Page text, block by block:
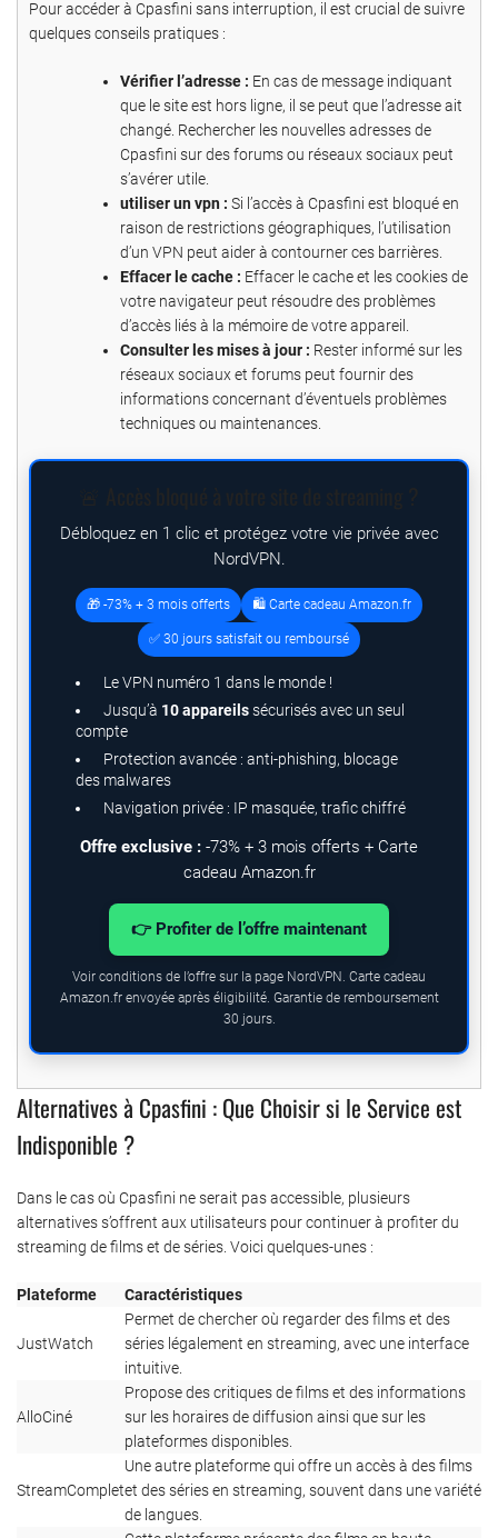
Pour accéder à Cpasfini sans interruption, il est crucial de suivre
quelques conseils pratiques :
Vérifier l’adresse : En cas de message indiquant
que le site est hors ligne, il se peut que l’adresse ait
changé. Rechercher les nouvelles adresses de
Cpasfini sur des forums ou réseaux sociaux peut
s’avérer utile.
utiliser un vpn : Si l’accès à Cpasfini est bloqué en
raison de restrictions géographiques, l’utilisation
d’un VPN peut aider à contourner ces barrières.
Effacer le cache : Effacer le cache et les cookies de
votre navigateur peut résoudre des problèmes
d’accès liés à la mémoire de votre appareil.
Consulter les mises à jour : Rester informé sur les
réseaux sociaux et forums peut fournir des
informations concernant d’éventuels problèmes
techniques ou maintenances.
Débloquez en 1 clic et protégez votre vie privée avec
NordVPN.
🎁 -73% + 3 mois offerts 🛍️ Carte cadeau Amazon.fr
✅ 30 jours satisfait ou remboursé
Le VPN numéro 1 dans le monde !
Jusqu’à 10 appareilssécurisés avec un seul
compte
Protection avancée : anti-phishing, blocage
des malwares
Navigation privée : IP masquée, trafic chiffré
Offre exclusive : -73% + 3 mois offerts + Carte
cadeau Amazon.fr
👉 Profiter de l’offre maintenant
Voir conditions de l’offre sur la page NordVPN. Carte cadeau
Amazon.fr envoyée après éligibilité. Garantie de remboursement
30 jours.
Alternatives à Cpasfini : Que Choisir si le Service est
Indisponible ?
Dans le cas où Cpasfini ne serait pas accessible, plusieurs
alternatives s’offrent aux utilisateurs pour continuer à profiter du
streaming de films et de séries. Voici quelques-unes :
Plateforme Caractéristiques
JustWatch
Permet de chercher où regarder des films et des
séries légalement en streaming, avec une interface
intuitive.
AlloCiné
Propose des critiques de films et des informations
sur les horaires de diffusion ainsi que sur les
plateformes disponibles.
StreamComplet
Une autre plateforme qui offre un accès à des films
et des séries en streaming, souvent dans une variété
de langues.